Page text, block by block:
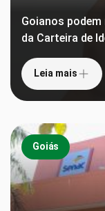
Goianos
da Carteira de
Leia mais
Goiás